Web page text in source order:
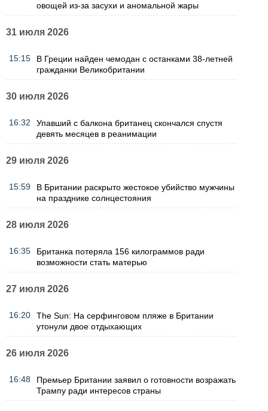
овощей из-за засухи и аномальной жары
31 июля 2026
15:15
В Греции найден чемодан с останками 38-летней
гражданки Великобритании
30 июля 2026
16:32
Упавший с балкона британец скончался спустя
девять месяцев в реанимации
29 июля 2026
15:59
В Британии раскрыто жестокое убийство мужчины
на празднике солнцестояния
28 июля 2026
16:35
Британка потеряла 156 килограммов ради
возможности стать матерью
27 июля 2026
16:20
The Sun: На серфинговом пляже в Британии
утонули двое отдыхающих
26 июля 2026
16:48
Премьер Британии заявил о готовности возражать
Трампу ради интересов страны